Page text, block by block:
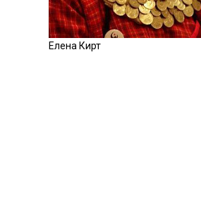
Елена Кирт